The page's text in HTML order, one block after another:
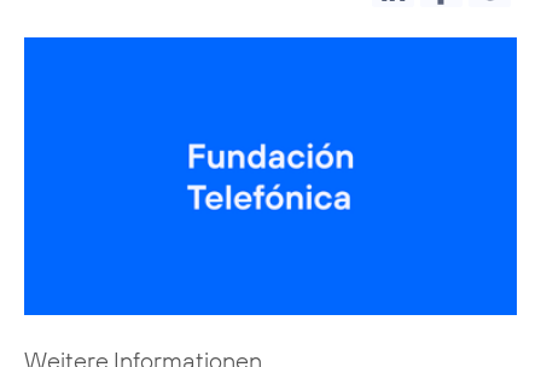
Weitere Informationen